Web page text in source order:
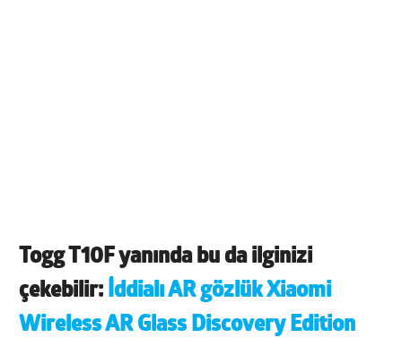
Togg T10F yanında bu da ilginizi
çekebilir: İddialı AR gözlük Xiaomi
Wireless AR Glass Discovery Edition